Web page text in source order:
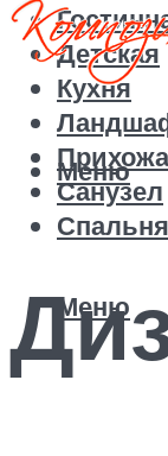
Детская
Кухня
Санузел
Спальня
Меню
Меню